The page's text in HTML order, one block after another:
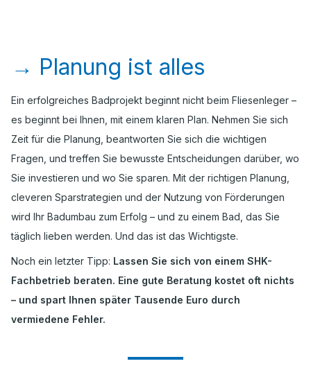
→ Planung ist alles
Ein erfolgreiches Badprojekt beginnt nicht beim Fliesenleger –
es beginnt bei Ihnen, mit einem klaren Plan. Nehmen Sie sich
Zeit für die Planung, beantworten Sie sich die wichtigen
Fragen, und treffen Sie bewusste Entscheidungen darüber, wo
Sie investieren und wo Sie sparen. Mit der richtigen Planung,
cleveren Sparstrategien und der Nutzung von Förderungen
wird Ihr Badumbau zum Erfolg – und zu einem Bad, das Sie
täglich lieben werden. Und das ist das Wichtigste.
Noch ein letzter Tipp: Lassen Sie sich von einem SHK-
Fachbetrieb beraten. Eine gute Beratung kostet oft nichts
– und spart Ihnen später Tausende Euro durch
vermiedene Fehler.